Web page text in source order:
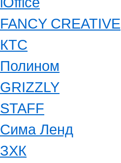
FANCY CREATIVE
КТС
Полином
GRIZZLY
STAFF
Сима Ленд
ЗХК